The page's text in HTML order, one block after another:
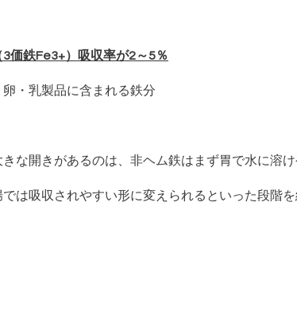
3価鉄Fe3+）吸収率が2～5％
・乳製品に含まれる鉄分
な開きがあるのは、非ヘム鉄はまず胃で水に溶け
は吸収されやすい形に変えられるといった段階